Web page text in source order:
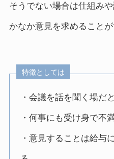
そうでない場合は仕組み
かなか意見を求めることが
特徴としては
・会議を話を聞く場だ
・何事にも受け身で不
・意見することは給与